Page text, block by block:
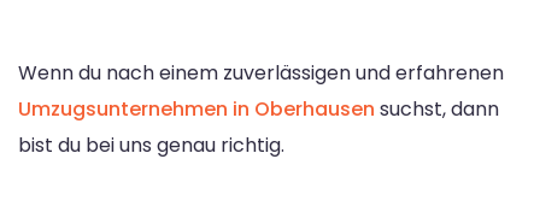
Wenn du nach einem zuverlässigen und erfahrenen
Umzugsunternehmen in Oberhausen suchst, dann
bist du bei uns genau richtig.